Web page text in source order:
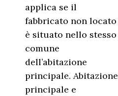
applica se il
fabbricato non locato
è situato nello stesso
comune
dell’abitazione
principale. Abitazione
principale e